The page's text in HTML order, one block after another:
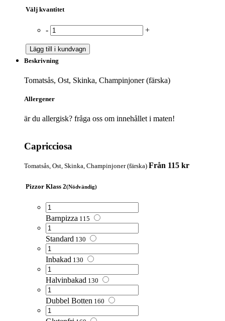
Välj kvantitet
- +
Lägg till i kundvagn
Beskrivning
Tomatsås, Ost, Skinka, Champinjoner (färska)
Allergener
är du allergisk? fråga oss om innehållet i maten!
Capricciosa
Tomatsås, Ost, Skinka, Champinjoner (färska) Från 115 kr
Pizzor Klass 2(Nödvändig)
Barnpizza 115
Standard 130
Inbakad 130
Halvinbakad 130
Dubbel Botten 160